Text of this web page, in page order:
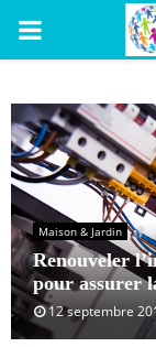
PRIMARY
Maison & Jardin
Renouveler
pour assurer
12 septembre